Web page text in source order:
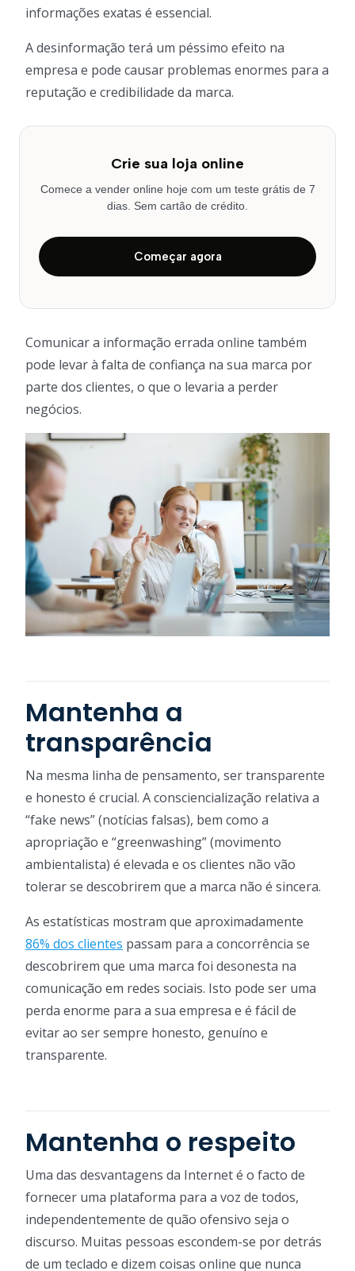
informações exatas é essencial.
A desinformação terá um péssimo efeito na
empresa e pode causar problemas enormes para a
reputação e credibilidade da marca.
Crie sua loja online
Comece a vender online hoje com um teste grátis de 7
dias. Sem cartão de crédito.
Começar agora
Comunicar a informação errada online também
pode levar à falta de confiança na sua marca por
parte dos clientes, o que o levaria a perder
negócios.
Mantenha a
transparência
Na mesma linha de pensamento, ser transparente
e honesto é crucial. A consciencialização relativa a
“fake news” (notícias falsas), bem como a
apropriação e “greenwashing” (movimento
ambientalista) é elevada e os clientes não vão
tolerar se descobrirem que a marca não é sincera.
As estatísticas mostram que aproximadamente
86% dos clientes passam para a concorrência se
descobrirem que uma marca foi desonesta na
comunicação em redes sociais. Isto pode ser uma
perda enorme para a sua empresa e é fácil de
evitar ao ser sempre honesto, genuíno e
transparente.
Mantenha o respeito
Uma das desvantagens da Internet é o facto de
fornecer uma plataforma para a voz de todos,
independentemente de quão ofensivo seja o
discurso. Muitas pessoas escondem-se por detrás
de um teclado e dizem coisas online que nunca